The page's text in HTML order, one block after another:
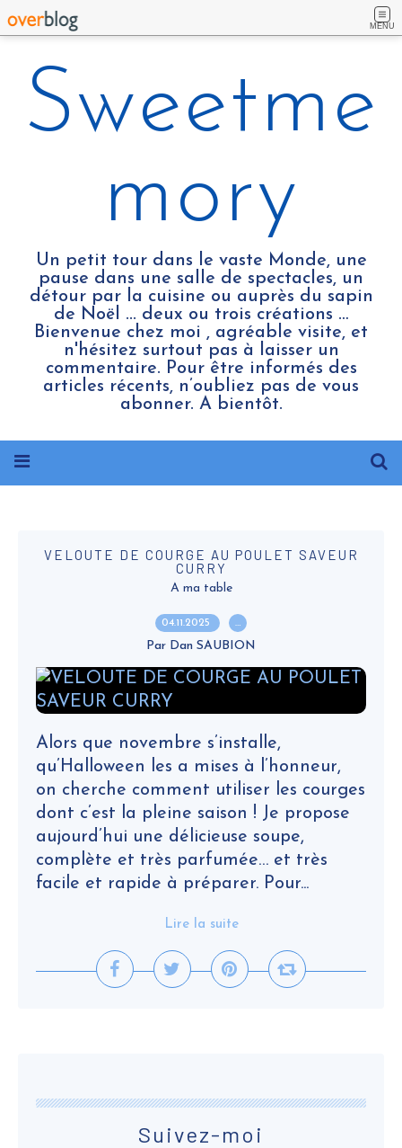
MENU
Sweetme
mory
Un petit tour dans le vaste Monde, une
pause dans une salle de spectacles, un
détour par la cuisine ou auprès du sapin
de Noël ... deux ou trois créations …
Bienvenue chez moi , agréable visite, et
n'hésitez surtout pas à laisser un
commentaire. Pour être informés des
articles récents, n’oubliez pas de vous
abonner. A bientôt.
VELOUTE DE COURGE AU POULET SAVEUR
CURRY
A ma table
04.11.2025 …
Par Dan SAUBION
Alors que novembre s’installe,
qu’Halloween les a mises à l’honneur,
on cherche comment utiliser les courges
dont c’est la pleine saison ! Je propose
aujourd’hui une délicieuse soupe,
complète et très parfumée… et très
facile et rapide à préparer. Pour...
Lire la suite
Suivez-moi